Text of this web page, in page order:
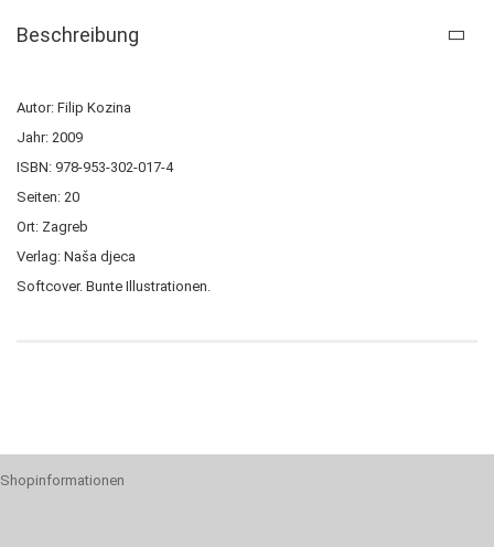
Beschreibung
Autor: Filip Kozina
Jahr: 2009
ISBN: 978-953-302-017-4
Seiten: 20
Ort: Zagreb
Verlag: Naša djeca
Softcover. Bunte Illustrationen.
Shopinformationen